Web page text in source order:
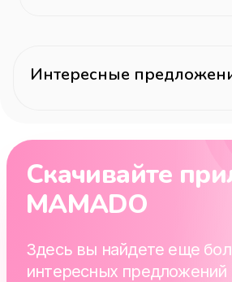
Интересные
Скачивайте
MAMADO
Здесь вы найдете еще
интересных предложений